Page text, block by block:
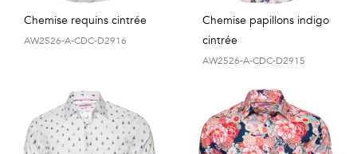
Chemise requins cintrée
AW2526-A-CDC-D2916
Chemise papillons indigo
cintrée
AW2526-A-CDC-D2915